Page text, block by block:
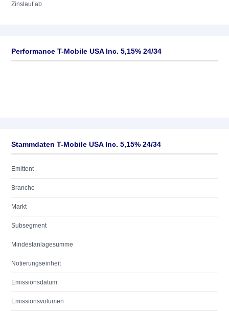
Zinslauf ab
Performance T-Mobile USA Inc. 5,15% 24/34
Stammdaten T-Mobile USA Inc. 5,15% 24/34
Emittent
Branche
Markt
Subsegment
Mindestanlagesumme
Notierungseinheit
Emissionsdatum
Emissionsvolumen